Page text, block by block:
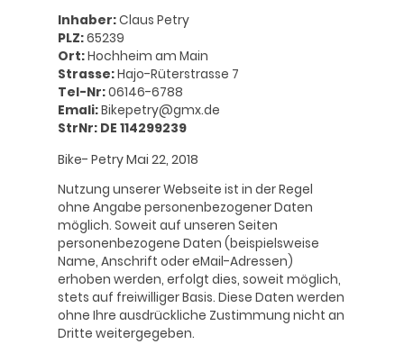
Inhaber:Claus Petry
PLZ:65239
Ort:Hochheim am Main
Strasse:Hajo-Rüterstrasse 7
Tel-Nr:06146-6788
Emali:Bikepetry@gmx.de
StrNr: DE 114299239
Bike- Petry Mai 22, 2018
Nutzung unserer Webseite ist in der Regel
ohne Angabe personenbezogener Daten
möglich. Soweit auf unseren Seiten
personenbezogene Daten (beispielsweise
Name, Anschrift oder eMail-Adressen)
erhoben werden, erfolgt dies, soweit möglich,
stets auf freiwilliger Basis. Diese Daten werden
ohne Ihre ausdrückliche Zustimmung nicht an
Dritte weitergegeben.